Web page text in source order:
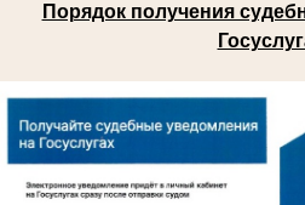
Порядок получения